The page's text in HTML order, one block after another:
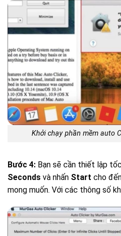
Khởi chạy phần mềm auto
Bước 4: Bạn sẽ cần thiết lập
Seconds và nhấn Start cho
mong muốn. Với các thông số